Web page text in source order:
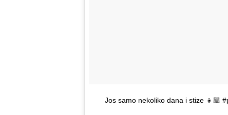
Jos samo nekoliko dana i stize 👧🏼